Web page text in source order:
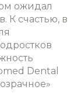
ожидал
К счастью, в
Dental